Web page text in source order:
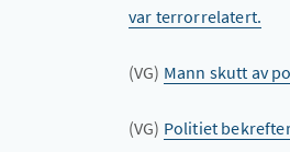
var terrorrelatert.
(VG) Mann skutt av
(VG) Politiet